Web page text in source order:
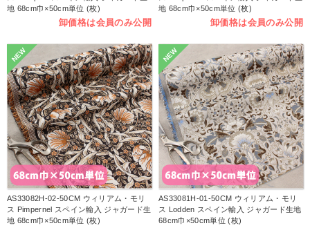
地 68cm巾×50cm単位 (枚)
卸価格は会員のみ公開
地 68cm巾×50cm単位 (枚)
卸価格は会員のみ公開
NEW
AS33082H-02-50CM ウィリアム・モリ
ス Pimpernel スペイン輸入 ジャガード生
地 68cm巾×50cm単位 (枚)
NEW
AS33081H-01-50CM ウィリアム・モリ
ス Lodden スペイン輸入 ジャガード生地
68cm巾×50cm単位 (枚)